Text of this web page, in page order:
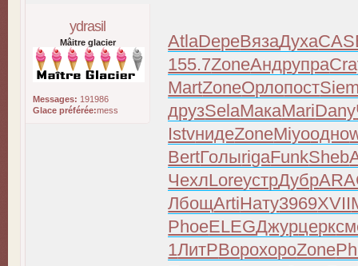
ydrasil
Mâitre glacier
Messages: 191986
Glace préférée:mess
AtlaDepeВязаДуха
155.7ZoneАндрупра
MartZoneОрлопост
друзSelaМакаMariDany
IstvнидеZoneMiyoодно
BertГолыrigaFunkSheb
ЧехлLoreустрДубр
ЛбощArtiНату3969XVII
PhoeELEGДжурцерк
1ЛитРВорохороZone